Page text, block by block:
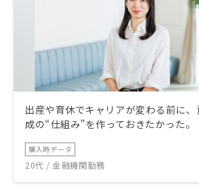
出産や育休でキャリアが変わる前に、
成の“仕組み”を作っておきたかった。
購入時データ
20代 / 金融機関勤務